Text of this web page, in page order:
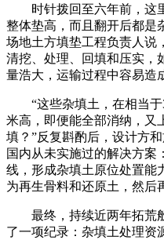
时针拨回至六年前，这
整体垫高，而且翻开后都是
场地土方填垫工程负责人说
清挖、处理、回填和压实，
量浩大，运输过程中容易造
“这些杂填土，在相当于
米高，即便能全部消纳，又
填？”反复斟酌后，设计方
国内从未实施过的解决方案
线，形成杂填土原位处置能
为再生骨料和还原土，然后
最终，持续近两年拓荒
了一项纪录：杂填土处理资